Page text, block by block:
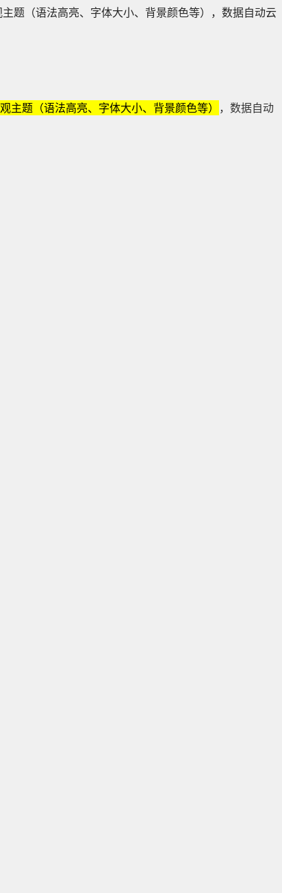
题（语法高亮、字体大小、背景颜色等），数据自动云
主题（语法高亮、字体大小、背景颜色等） ，数据自动